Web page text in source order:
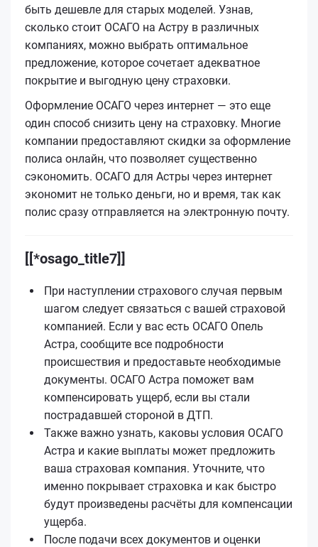
быть дешевле для старых моделей. Узнав,
сколько стоит ОСАГО на Астру в различных
компаниях, можно выбрать оптимальное
предложение, которое сочетает адекватное
покрытие и выгодную цену страховки.
Оформление ОСАГО через интернет — это еще
один способ снизить цену на страховку. Многие
компании предоставляют скидки за оформление
полиса онлайн, что позволяет существенно
сэкономить. ОСАГО для Астры через интернет
экономит не только деньги, но и время, так как
полис сразу отправляется на электронную почту.
[[*osago_title7]]
При наступлении страхового случая первым
шагом следует связаться с вашей страховой
компанией. Если у вас есть ОСАГО Опель
Астра, сообщите все подробности
происшествия и предоставьте необходимые
документы. ОСАГО Астра поможет вам
компенсировать ущерб, если вы стали
пострадавшей стороной в ДТП.
Также важно узнать, каковы условия ОСАГО
Астра и какие выплаты может предложить
ваша страховая компания. Уточните, что
именно покрывает страховка и как быстро
будут произведены расчёты для компенсации
ущерба.
После подачи всех документов и оценки